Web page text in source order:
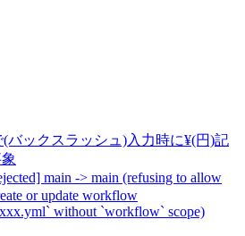
(バックスラッシュ)入力時に¥(円)記
main -> main (refusing to allow
or update workflow
without `workflow` scope)